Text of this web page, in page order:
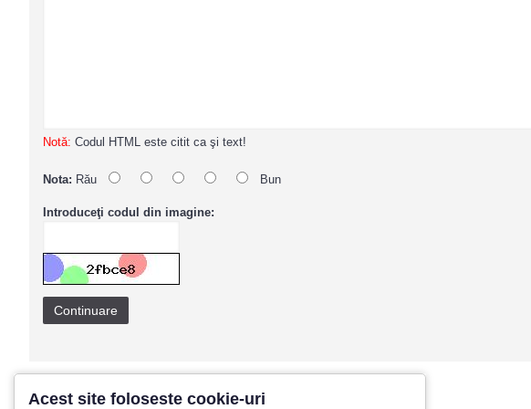
Notă: Codul HTML este citit ca şi text!
Nota: Rău Bun
Introduceţi codul din imagine:
Continuare
Acest site foloseste cookie-uri